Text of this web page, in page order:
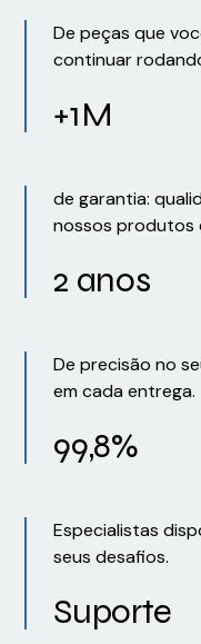
De peças que
continuar
+1M
de garantia:
nossos produtos
2 anos
De precisão no
em cada entrega.
99,8%
Especialistas
seus desafios.
Suporte